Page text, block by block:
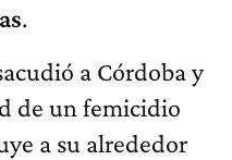
.
a Córdoba y
de un femicidio
a su alrededor